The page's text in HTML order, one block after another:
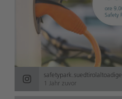
safetypark.suedtirolaltoadige
1 Jahr zuvor